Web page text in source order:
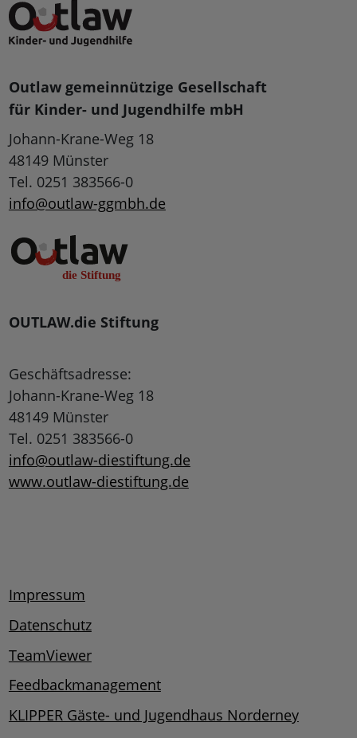
Outlaw gemeinnützige Gesellschaft
für Kinder- und Jugendhilfe mbH
Johann-Krane-Weg 18
48149 Münster
Tel. 0251 383566-0
info@outlaw-ggmbh.de
OUTLAW.die Stiftung
Geschäftsadresse:
Johann-Krane-Weg 18
48149 Münster
Tel. 0251 383566-0
info@outlaw-diestiftung.de
www.outlaw-diestiftung.de
Impressum
Datenschutz
TeamViewer
Feedbackmanagement
KLIPPER Gäste- und Jugendhaus Norderney